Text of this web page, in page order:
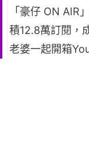
「豪仔 ON AIR
積12.8萬訂閱，
老婆一起開箱